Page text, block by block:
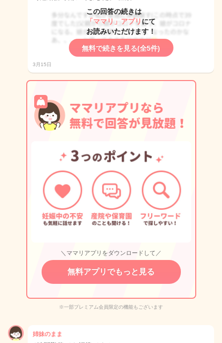
この回答の続きは
「ママリ」アプリ にて
お読みいただけます！
無料で続きを見る(全5件)
3月15日
＼ママリアプリをダウンロードして／
無料アプリでもっと見る
※一部プレミアム会員限定の機能もございます
姉妹のまま